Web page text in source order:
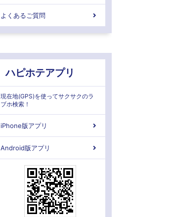
よくあるご質問
ハピホテアプリ
現在地(GPS)を使ってサクサクのラ
ブホ検索！
iPhone版アプリ
Android版アプリ